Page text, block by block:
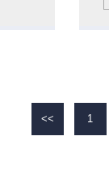
<< 1